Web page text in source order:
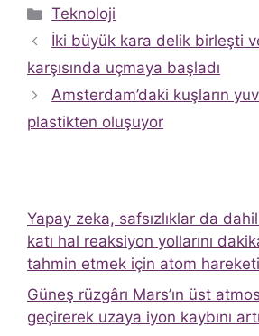
Kategoriler
Teknoloji
İki büyük kara delik birleşti
karşısında uçmaya başladı
Amsterdam’daki kuşların
plastikten oluşuyor
Yapay zeka, safsızlıklar da
katı hal reaksiyon yollarını
tahmin etmek için atom
Güneş rüzgârı Mars’ın üst
geçirerek uzaya iyon kaybını